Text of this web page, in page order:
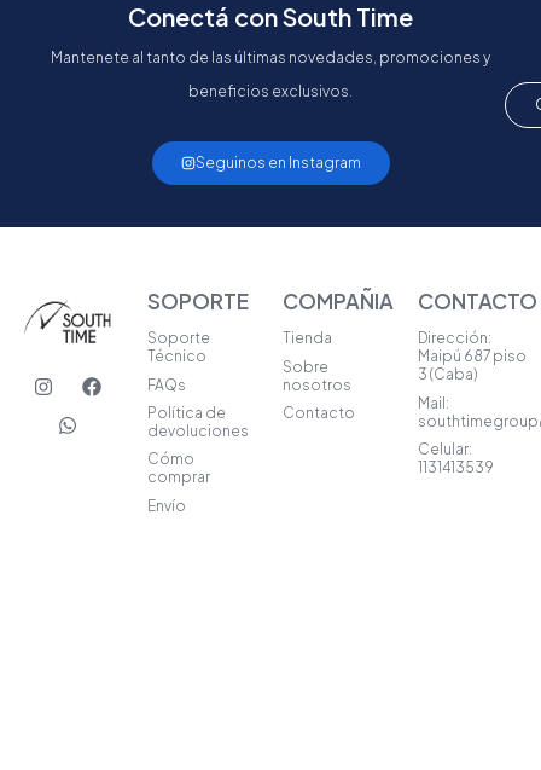
Conectá con South Time
Mantenete al tanto de las últimas novedades, promociones y
beneficios exclusivos.
Seguinos en Instagram
I
n
F
a
W
a
t
SOPORTE
Soporte
Técnico
FAQs
Política de
devoluciones
Cómo
comprar
Envío
COMPAÑIA
Tienda
Sobre
nosotros
Contacto
CONTACTO
Dirección:
Maipú 687 piso
3 (Caba)
Mail:
Celular:
1131413539